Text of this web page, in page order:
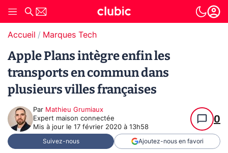
Accueil Marques Tech
Apple Plans intègre enfin les
transports en commun dans
plusieurs villes françaises
Par Mathieu Grumiaux
Expert maison connectée
Mis à jour le 17 février 2020 à 13h58
0
Suivez-nous Ajoutez-nous en favori